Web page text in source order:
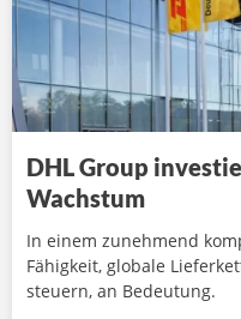
DHL Group
Wachstum
In einem zunehmend
Fähigkeit, globale
steuern, an Bedeutung.